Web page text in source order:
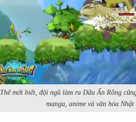
Thế mới biết, đội ngũ làm ra Dấu Ấn Rồng
manga, anime và văn hóa